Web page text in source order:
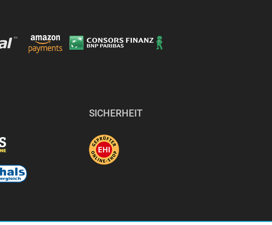
SICHERHEIT